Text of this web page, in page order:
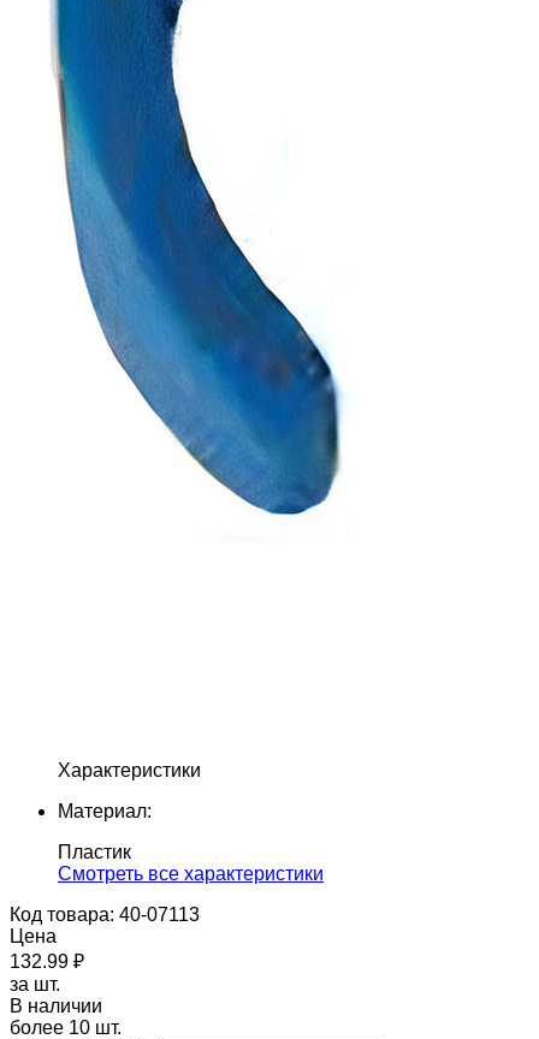
Характеристики
Материал:
Пластик
Cмотреть все характеристики
Код товара: 40-07113
Цена
132.99 ₽
за шт.
В наличии
более 10 шт.